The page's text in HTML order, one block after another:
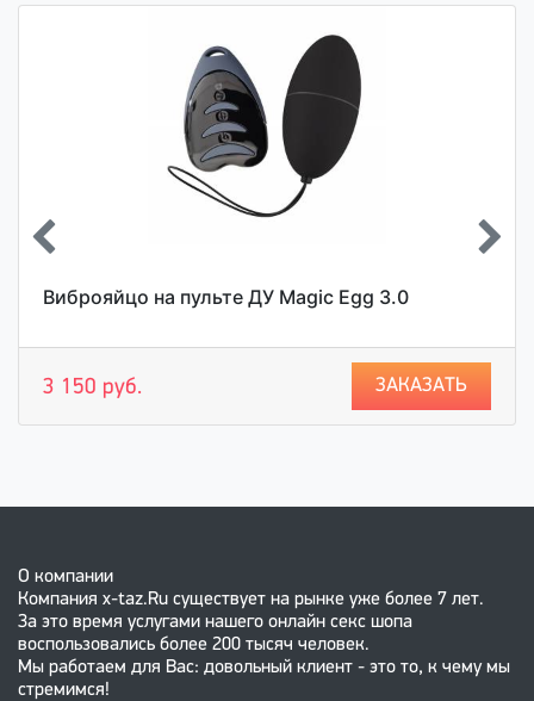
Виброяйцо на пульте ДУ Magic Egg 3.0
3 150 руб. ЗАКАЗАТЬ
О компании
Компания x-taz.Ru существует на рынке уже более 7 лет.
За это время услугами нашего онлайн секс шопа
воспользовались более 200 тысяч человек.
Мы работаем для Вас: довольный клиент - это то, к чему мы
стремимся!